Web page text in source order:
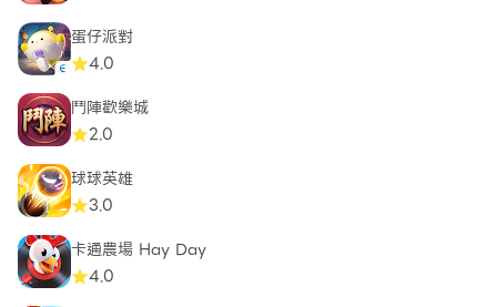
蛋仔派對
4.0
鬥陣歡樂城
2.0
球球英雄
3.0
卡通農場 Hay Day
4.0